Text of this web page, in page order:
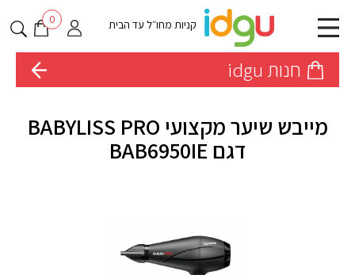
קניות מחו״ל עד הבית 0
חנות idgu
מייבש שיער מקצועי BABYLISS PRO
דגם BAB6950IE